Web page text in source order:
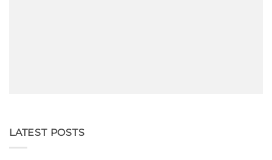
LATEST POSTS